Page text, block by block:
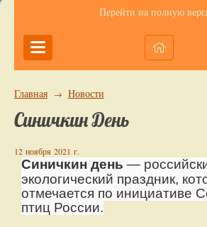
Перейти на полную
Главная → Новости
Синичкин День
12 ноября 2021 г.
Синичкин день —
экологический праздник,
отмечается по инициативе
птиц России.